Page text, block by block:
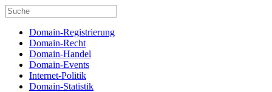
Domain-Registrierung
Domain-Recht
Domain-Handel
Domain-Events
Internet-Politik
Domain-Statistik